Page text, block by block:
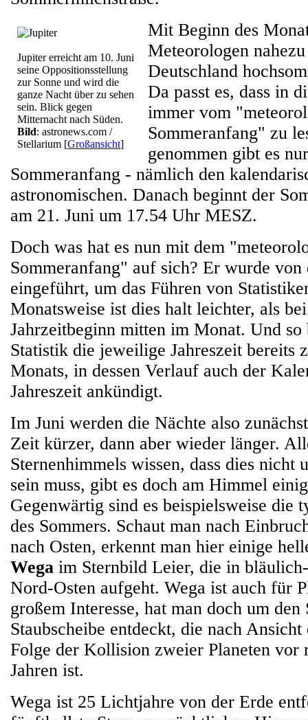
Jupiter erreicht am 10. Juni
seine Oppositionsstellung
zur Sonne und wird die
ganze Nacht über zu sehen
sein. Blick gegen
Mitternacht nach Süden.
Bild: astronews.com /
Stellarium [Großansicht]
Mit Beginn des
Meteorologen
Deutschland
Da passt es, dass in
immer vom
Sommeranfang" zu
genommen gibt es
Sommeranfang - nämlich den
astronomischen. Danach beginnt der
am 21. Juni um 17.54 Uhr MESZ.
Doch was hat es nun mit dem
Sommeranfang" auf sich? Er wurde
eingeführt, um das Führen von
Monatsweise ist dies halt leichter, als
Jahrzeitbeginn mitten im Monat. Und
Statistik die jeweilige Jahreszeit bereits
Monats, in dessen Verlauf auch der
Jahreszeit ankündigt.
Im Juni werden die Nächte also
Zeit kürzer, dann aber wieder länger.
Sternenhimmels wissen, dass dies nicht
sein muss, gibt es doch am Himmel
Gegenwärtig sind es beispielsweise die
des Sommers. Schaut man nach
nach Osten, erkennt man hier einige
Wega im Sternbild Leier, die in
Nord-Osten aufgeht. Wega ist auch für
großem Interesse, hat man doch um den
Staubscheibe entdeckt, die nach
Folge der Kollision zweier Planeten
Jahren ist.
Wega ist 25 Lichtjahre von der Erde